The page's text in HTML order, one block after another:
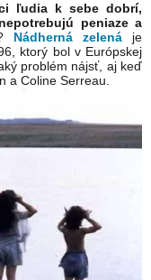
ľudia k sebe dobrí,
peniaze a
Nádherná zelenáje
ktorý bol v Európskej
problém nájsť, aj keď
a Coline Serreau.